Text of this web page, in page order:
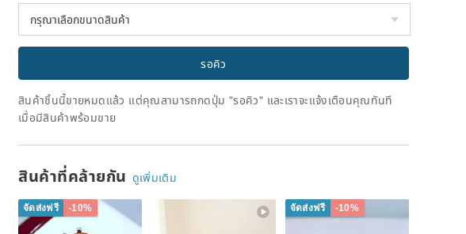
รอคิว
สินค้าชิ้นนี้ขายหมดแล้ว แต่คุณสามารถกดปุ่ม "รอคิว" และเราจะแจ้งเตือนคุณทันที
เมื่อมีสินค้าพร้อมขาย
สินค้าที่คล้ายกัน ดูเพิ่มเติม
จัดส่งฟรี -10% จัดส่งฟรี -10%